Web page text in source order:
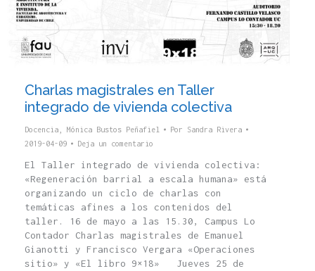
Charlas magistrales en Taller
integrado de vivienda colectiva
Docencia Mónica Bustos Peñafiel Por Sandra Rivera
2019-04-09
Deja un comentario
El Taller integrado de vivienda colectiva:
«Regeneración barrial a escala humana» está
organizando un ciclo de charlas con
temáticas afines a los contenidos del
taller. 16 de mayo a las 15.30, Campus Lo
Contador Charlas magistrales de Emanuel
Gianotti y Francisco Vergara «Operaciones
sitio» y «El libro 9×18» Jueves 25 de